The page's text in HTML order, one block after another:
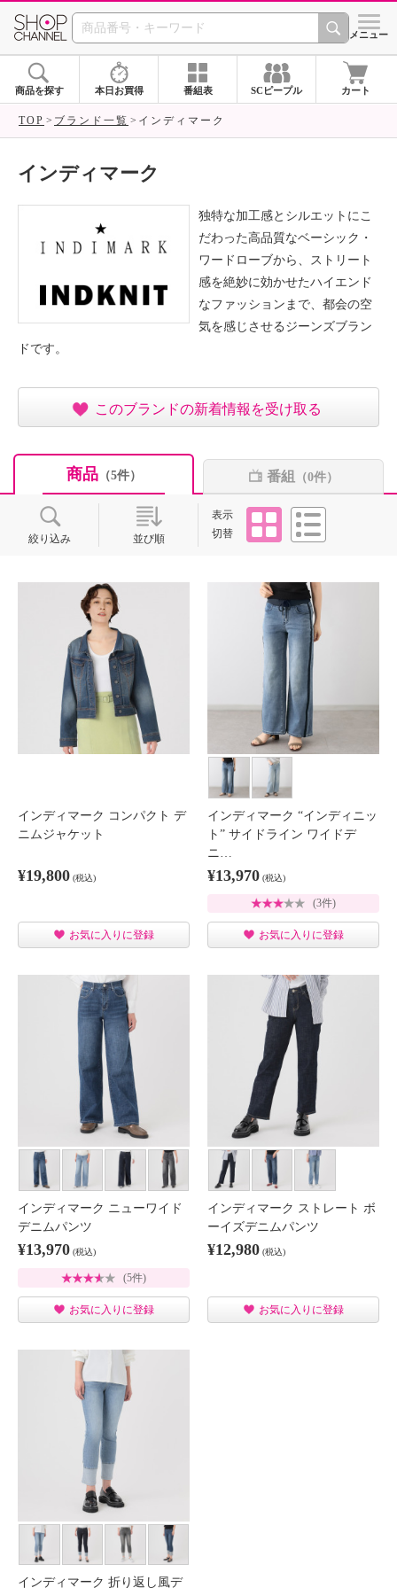
SHOP CHANNEL ショッ
メニュー
商品を探す 本日お買得 番組表 SCピープル カート
TOP ブランド一覧 インディマーク
インディマーク
独特な加工感とシルエットにこ
だわった高品質なベーシック・
ワードローブから、ストリート
感を絶妙に効かせたハイエンド
なファッションまで、都会の空
気を感じさせるジーンズブラン
ドです。
このブランドの新着情報を受け取る
商品（5件） 番組 （0件）
絞り込み 並び順
表示
切替
タイル
インディマーク コンパクト デ
ニムジャケット
¥19,800 (税込)
お気に入りに登録
インディマーク “インディニッ
ト” サイドライン ワイドデ
ニ…
¥13,970 (税込)
(3件)
お気に入りに登録
インディマーク ニューワイド
デニムパンツ
¥13,970 (税込)
(5件)
お気に入りに登録
インディマーク ストレート ボ
ーイズデニムパンツ
¥12,980 (税込)
お気に入りに登録
インディマーク 折り返し風デ